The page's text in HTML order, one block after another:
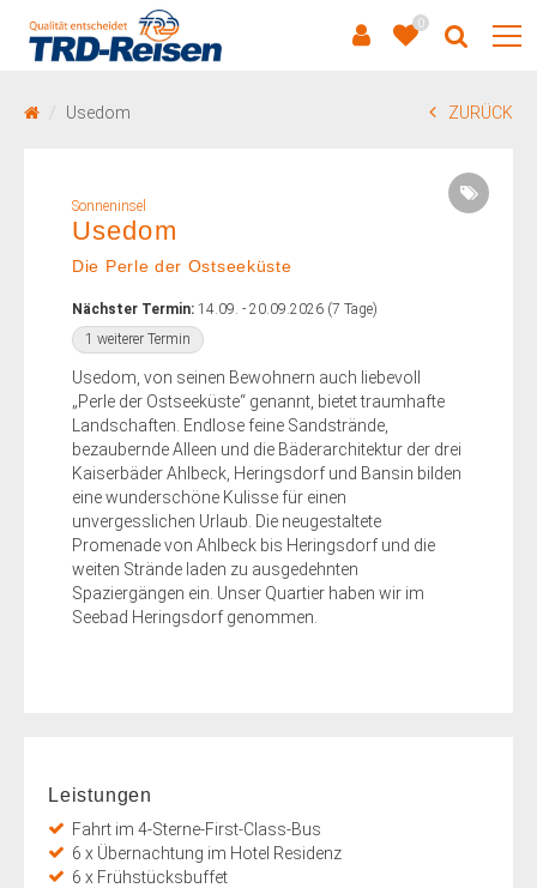
0
Usedom ZURÜCK
Sonneninsel
Usedom
Die Perle der Ostseeküste
Nächster Termin: 14.09. - 20.09.2026 (7 Tage)
1 weiterer Termin
Usedom, von seinen Bewohnern auch liebevoll
„Perle der Ostseeküste“ genannt, bietet traumhafte
Landschaften. Endlose feine Sandstrände,
bezaubernde Alleen und die Bäderarchitektur der drei
Kaiserbäder Ahlbeck, Heringsdorf und Bansin bilden
eine wunderschöne Kulisse für einen
unvergesslichen Urlaub. Die neugestaltete
Promenade von Ahlbeck bis Heringsdorf und die
weiten Strände laden zu ausgedehnten
Spaziergängen ein. Unser Quartier haben wir im
Seebad Heringsdorf genommen.
Leistungen
Fahrt im 4-Sterne-First-Class-Bus
6 x Übernachtung im Hotel Residenz
6 x Frühstücksbuffet